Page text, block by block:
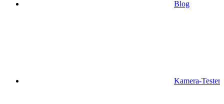
Blog
Kamera-Tester